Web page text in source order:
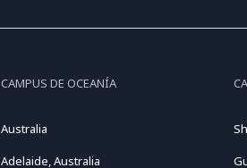
CAMPUS DE OCEANÍA
Australia
Adelaide, Australia